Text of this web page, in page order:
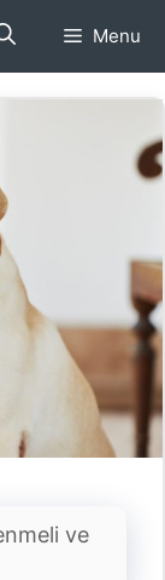
Menu
ve